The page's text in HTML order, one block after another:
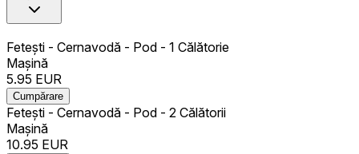
Fetești - Cernavodă - Pod - 1 Călătorie
Mașină
5.95 EUR
Cumpărare
Fetești - Cernavodă - Pod - 2 Călătorii
Mașină
10.95 EUR